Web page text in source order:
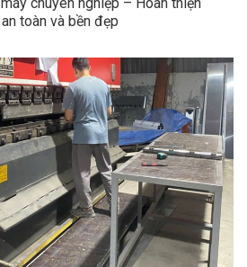
chuyên nghiệp – Hoàn thiện
toàn và bền đẹp